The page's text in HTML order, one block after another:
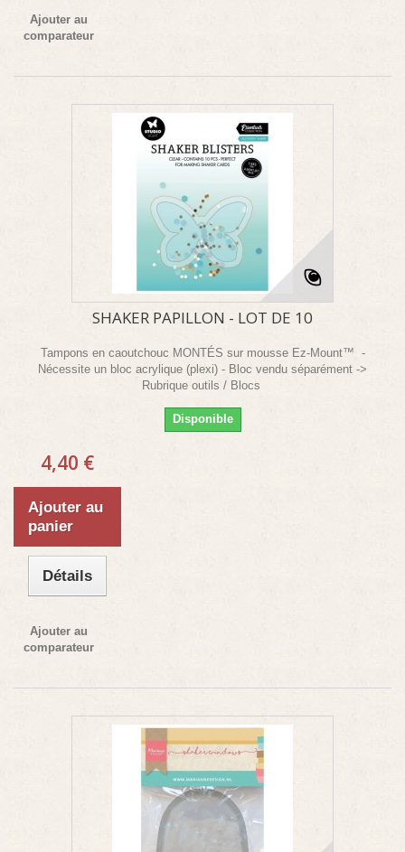
Ajouter au
comparateur
SHAKER PAPILLON - LOT DE 10
Tampons en caoutchouc MONTÉS sur mousse Ez-Mount™ -
Nécessite un bloc acrylique (plexi) - Bloc vendu séparément ->
Rubrique outils / Blocs
Disponible
4,40 €
Ajouter au
panier
Détails
Ajouter au
comparateur